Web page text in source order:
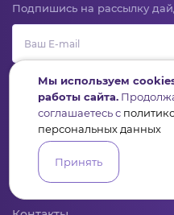
Подпишись на рассылку
ПульсКонкурсы
Аналитика
База знаний
Мы используем
работы сайта.
соглашаетесь с
персональных данных
Принять